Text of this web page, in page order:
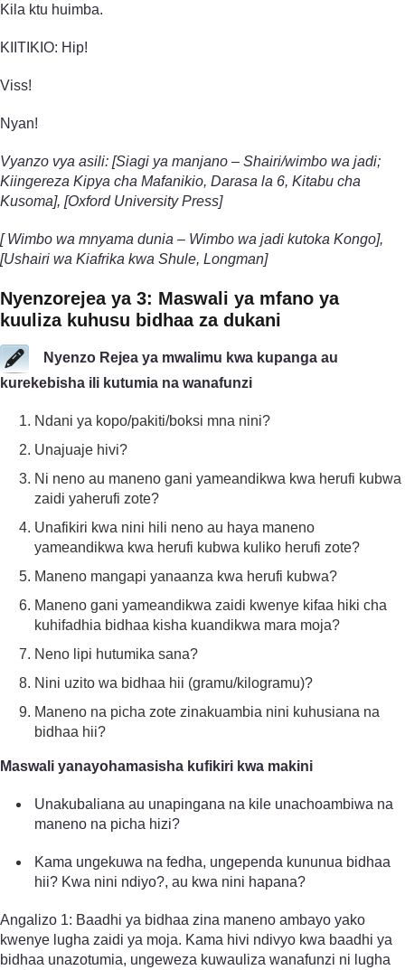
Kila ktu huimba.
KIITIKIO: Hip!
Viss!
Nyan!
Vyanzo vya asili: [Siagi ya manjano – Shairi/wimbo wa jadi;
Kiingereza Kipya cha Mafanikio, Darasa la 6, Kitabu cha
Kusoma], [Oxford University Press]
[ Wimbo wa mnyama dunia – Wimbo wa jadi kutoka Kongo],
[Ushairi wa Kiafrika kwa Shule, Longman]
Nyenzo­rejea ya 3: Maswali ya mfano ya
kuuliza kuhusu bidhaa za dukani
Nyenzo Rejea ya mwalimu kwa kupanga au
kurekebisha ili kutumia na wanafunzi
Ndani ya kopo/pakiti/boksi mna nini?
Unajuaje hivi?
Ni neno au maneno gani yameandikwa kwa herufi kubwa
zaidi yaherufi zote?
Unafikiri kwa nini hili neno au haya maneno
yameandikwa kwa herufi kubwa kuliko herufi zote?
Maneno mangapi yanaanza kwa herufi kubwa?
Maneno gani yameandikwa zaidi kwenye kifaa hiki cha
kuhifadhia bidhaa kisha kuandikwa mara moja?
Neno lipi hutumika sana?
Nini uzito wa bidhaa hii (gramu/kilogramu)?
Maneno na picha zote zinakuambia nini kuhusiana na
bidhaa hii?
Maswali yanayohamasisha kufikiri kwa makini
Unakubaliana au unapingana na kile unachoambiwa na
maneno na picha hizi?
Kama ungekuwa na fedha, ungependa kununua bidhaa
hii? Kwa nini ndiyo?, au kwa nini hapana?
Angalizo 1: Baadhi ya bidhaa zina maneno ambayo yako
kwenye lugha zaidi ya moja. Kama hivi ndivyo kwa baadhi ya
bidhaa unazotumia, ungeweza kuwauliza wanafunzi ni lugha